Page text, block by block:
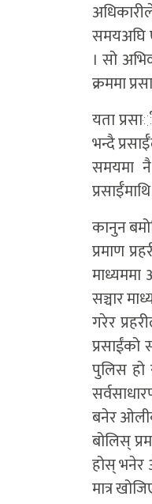
समयअघि
। सो
क्रममा
यता
भन्दै
समयमा
कानुन
प्रमाण
माध्यममा
सञ्चार
गरेर
प्रसाईंको
पुलिस हो
बनेर
बोलिस्
होस् भनेर
मात्र